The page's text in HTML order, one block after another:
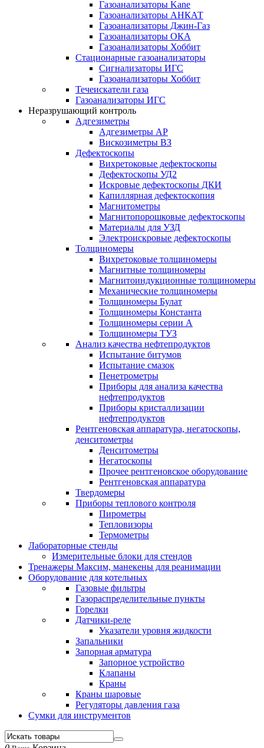
Газоанализаторы Kane
Газоанализаторы АНКАТ
Газоанализаторы Джин-Газ
Газоанализаторы ОКА
Газоанализаторы Хоббит
Стационарные газоанализаторы
Сигнализаторы ИГС
Газоанализаторы Хоббит
Течеискатели газа
Газоанализаторы ИГС
Неразрушающий контроль
Адгезиметры
Адгезиметры АР
Вискозиметры ВЗ
Дефектоскопы
Вихретоковые дефектоскопы
Дефектоскопы УД2
Искровые дефектоскопы ДКИ
Капиллярная дефектоскопия
Магнитометры
Магнитопорошковые дефектоскопы
Материалы для УЗД
Электроискровые дефектоскопы
Толщиномеры
Вихретоковые толщиномеры
Магнитные толщиномеры
Магнитоиндукционные толщиномеры
Механические толщиномеры
Толщиномеры Булат
Толщиномеры Константа
Толщиномеры серии А
Толщиномеры ТУЗ
Анализ качества нефтепродуктов
Испытание битумов
Испытание смазок
Пенетрометры
Приборы для анализа качества
нефтепродуктов
Приборы кристаллизации
нефтепродуктов
Рентгеновская аппаратура, негатоскопы,
денситометры
Денситометры
Негатоскопы
Прочее рентгеновское оборудование
Рентгеновская аппаратура
Твердомеры
Приборы теплового контроля
Пирометры
Тепловизоры
Термометры
Лабораторные стенды
Измерительные блоки для стендов
Тренажеры Максим, манекены для реанимации
Оборудование для котельных
Газовые фильтры
Газораспределительные пункты
Горелки
Датчики-реле
Указатели уровня жидкости
Запальники
Запорная арматура
Запорное устройство
Клапаны
Краны
Краны шаровые
Регуляторы давления газа
Сумки для инструментов